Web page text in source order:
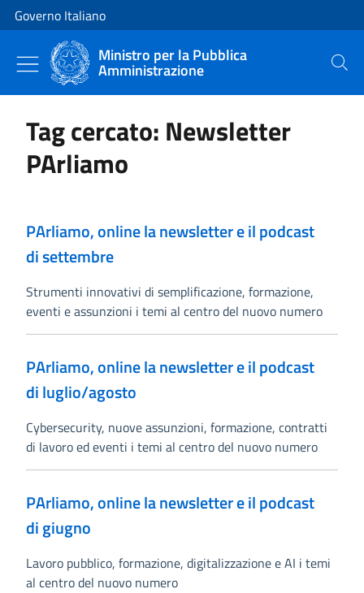
Vai al contenuto
Vai alla navigazione del sito
Governo Italiano
Ministro per la Pubblica
Amministrazione Cerca
Tag cercato: Newsletter
PArliamo
PArliamo, online la newsletter e il podcast
di settembre
Strumenti innovativi di semplificazione, formazione,
eventi e assunzioni i temi al centro del nuovo numero
PArliamo, online la newsletter e il podcast
di luglio/agosto
Cybersecurity, nuove assunzioni, formazione, contratti
di lavoro ed eventi i temi al centro del nuovo numero
PArliamo, online la newsletter e il podcast
di giugno
Lavoro pubblico, formazione, digitalizzazione e AI i temi
al centro del nuovo numero